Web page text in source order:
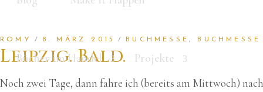
Bücher im Handel Projekte
ROMY 8. MÄRZ 2015 BUCHMESSE,
Leipzig. Bald.
Noch zwei Tage, dann fahre ich (bereits am Mittwoch)